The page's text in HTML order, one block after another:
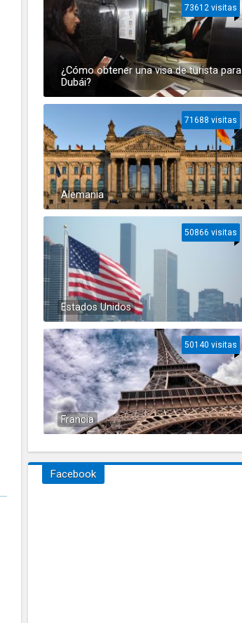
¿Cómo obtener una visa de turista para
Dubái?
73612 visitas
Alemania
71688 visitas
Estados Unidos
50866 visitas
Francia
50140 visitas
Facebook